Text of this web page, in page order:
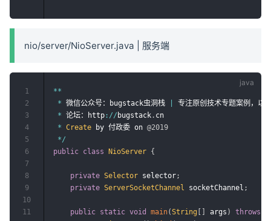
nio/server/NioServer.java | 服务端
**
* 微信公众号：bugstack虫洞栈
专注原创技术专题案例，以
* 论坛：http : // bugstack . cn
* Create by 付政委 on @2019
*/
public class NioServer {
private Selector selector ;
private ServerSocketChannel socketChannel ;
public static void main(String [ ] args ) throws
1
2
3
4
5
6
7
8
9
10
11